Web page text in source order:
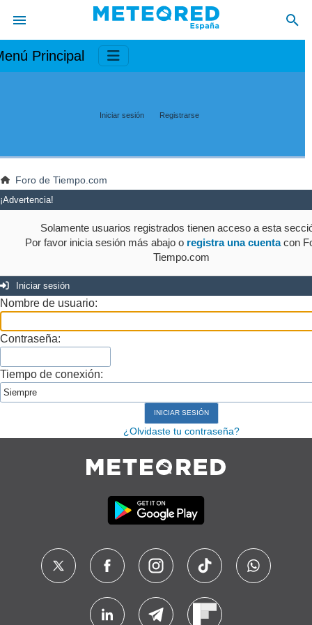
Principal
Iniciar sesión Registrarse
Foro de Tiempo.com
¡Advertencia!
Solamente usuarios registrados tienen acceso a esta
Por favor inicia sesión más abajo o registra una cuentacon
Tiempo.com
Iniciar sesión
Nombre de usuario:
Contraseña:
Tiempo de conexión:
¿Olvidaste tu contraseña?